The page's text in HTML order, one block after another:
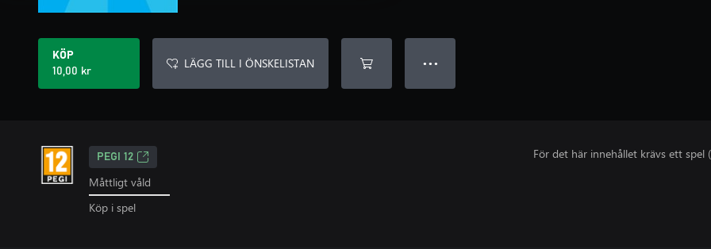
KÖP
10,00 kr
LÄGG TILL I ÖNSKELISTAN ● ● ●
PEGI 12
Måttligt våld
Köp i spel
För det här innehållet krävs ett spel